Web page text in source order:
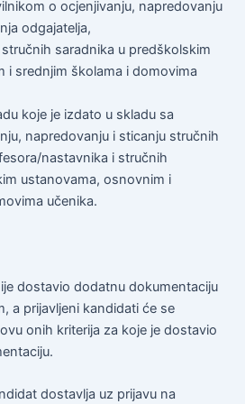
o ocjenjivanju, napredovanju
odgajatelja,
saradnika u predškolskim
i srednjim školama i domovima
koje je izdato u skladu sa
napredovanju i sticanju stručnih
nastavnika i stručnih
ustanovama, osnovnim i
učenika.
dostavio dodatnu dokumentaciju
a prijavljeni kandidati će se
onih kriterija za koje je dostavio
dostavlja uz prijavu na